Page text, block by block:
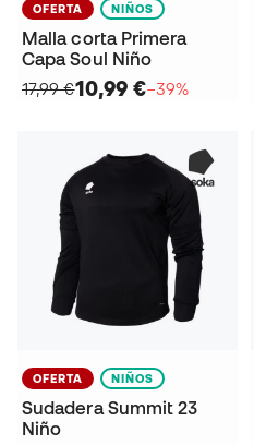
OFERTA NIÑOS
Malla corta Primera
Capa Soul Niño
17,99 €10,99 €−39%
OFERTA NIÑOS
Sudadera Summit 23
Niño